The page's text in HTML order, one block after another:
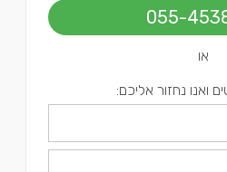
055-
או
ואנו נחזור אליכם: